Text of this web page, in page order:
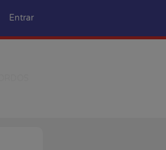
Entrar